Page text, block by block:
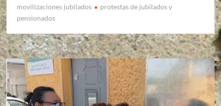
movilizaciones jubilados
protestas de jubilados y
pensionados